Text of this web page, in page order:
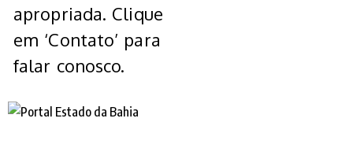
apropriada. Clique
em ‘Contato’ para
falar conosco.